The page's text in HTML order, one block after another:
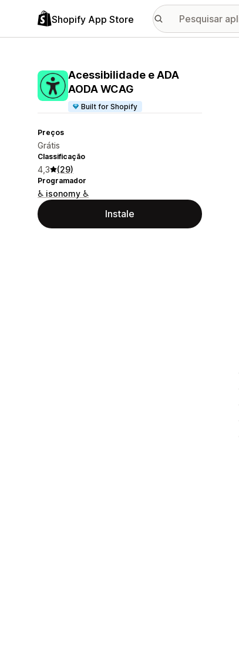
Shopify App Store
Acessibilidade e ADA
AODA WCAG
Built for Shopify
Preços
Grátis
Classificação
4,3 (29)
Programador
♿ isonomy ♿
Instale